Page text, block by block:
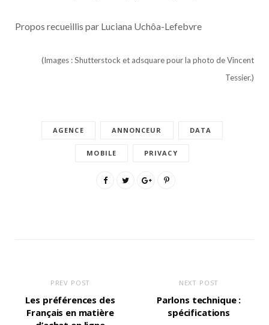
Propos recueillis par Luciana Uchôa-Lefebvre
(Images : Shutterstock et adsquare pour la photo de Vincent
Tessier.)
AGENCE ANNONCEUR DATA
MOBILE PRIVACY
PREV POST
Les préférences des
Français en matière
NEXT POST
Parlons technique :
spécifications